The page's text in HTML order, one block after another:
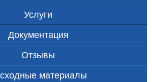
Услуги
Документация
Отзывы
материалы